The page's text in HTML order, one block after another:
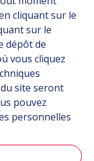
cliquant sur le
sur le
dépôt de
vous cliquez
site seront
pouvez
personnelles